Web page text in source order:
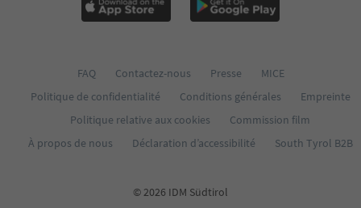
FAQ Contactez-nous Presse
MICE
Politique de confidentialité
Conditions générales
Empreinte
Politique relative aux cookies
Commission film
À propos de nous
Déclaration d’accessibilité South Tyrol B2B
© 2026 IDM Südtirol